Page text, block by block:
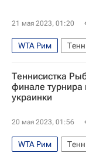
21 мая 2023, 01:20
WTA Рим
Ангелина
Теннисистка
финале турнира
украинки
20 мая 2023, 01:56
WTA Рим